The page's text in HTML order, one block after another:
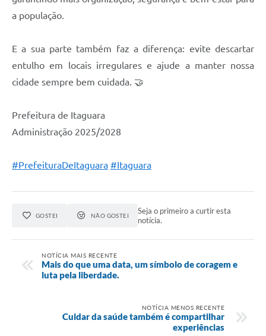
a população.
E a sua parte também faz a diferença: evite descartar
entulho em locais irregulares e ajude a manter nossa
cidade sempre bem cuidada. 🤝
Prefeitura de Itaguara
Administração 2025/2028
#PrefeituraDeItaguara #Itaguara
GOSTEI NÃO GOSTEI
Seja o primeiro a curtir esta
notícia.
NOTÍCIA MAIS RECENTE
Mais do que uma data, um símbolo de coragem e
luta pela liberdade.
NOTÍCIA MENOS RECENTE
Cuidar da saúde também é compartilhar
experiências